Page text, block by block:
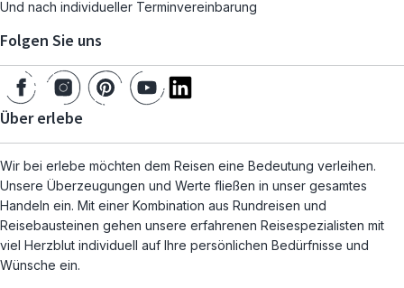
Und nach individueller Terminvereinbarung
Folgen Sie uns
Über erlebe
Wir bei erlebe möchten dem Reisen eine Bedeutung verleihen.
Unsere Überzeugungen und Werte fließen in unser gesamtes
Handeln ein. Mit einer Kombination aus Rundreisen und
Reisebausteinen gehen unsere erfahrenen Reisespezialisten mit
viel Herzblut individuell auf Ihre persönlichen Bedürfnisse und
Wünsche ein.